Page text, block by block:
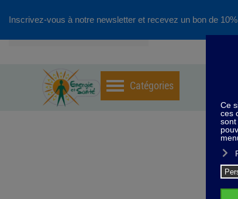
Inscrivez-vous à notre newsletter et recevez un bon de